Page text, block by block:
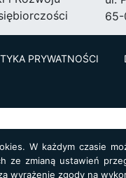
65-
PRYWATNOŚCI
W każdym czasie
ze zmianą ustawień
wyrażenie zgody na